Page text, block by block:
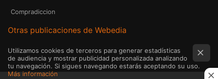
Compradiccion
Otras publicaciones de Webedia
Utilizamos cookies de terceros para generar estadísticas
de audiencia y mostrar publicidad personalizada analizando
tu navegación. Si sigues navegando estarás aceptando su uso.
Más información